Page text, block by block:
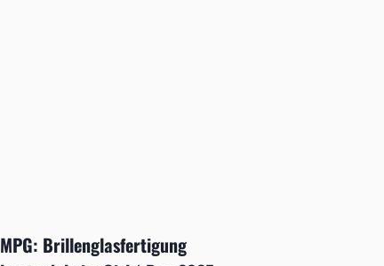
MPG: Brillenglasfertigung